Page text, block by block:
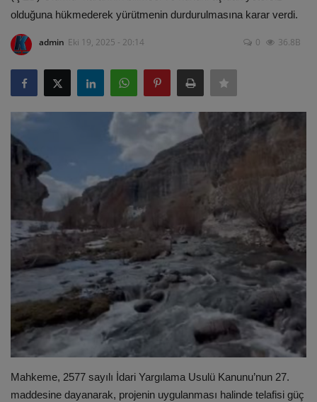
ULUSLARARASI
YEMEK
SPOR
SEYAHAT
EĞİTİM
GALERİ
VİDEO
olduğuna hükmederek yürütmenin durdurulmasına karar verdi.
admin Eki 19, 2025 - 20:14 0 36.8B
Mahkeme, 2577 sayılı İdari Yargılama Usulü Kanunu’nun 27.
maddesine dayanarak, projenin uygulanması halinde telafisi güç